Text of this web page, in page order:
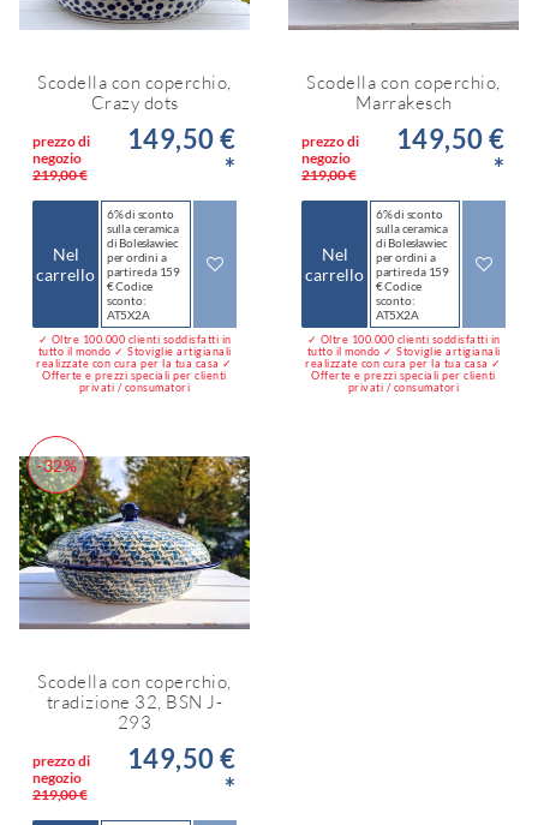
Scodella con coperchio,
Crazy dots
prezzo di
negozio
219,00 €
149,50 €
*
Nel
carrello
6% di sconto
sulla ceramica
di Bolesławiec
per ordini a
partire da 159
€ Codice
sconto:
AT5X2A
✓ Oltre 100.000 clienti soddisfatti in
tutto il mondo ✓ Stoviglie artigianali
realizzate con cura per la tua casa ✓
Offerte e prezzi speciali per clienti
privati / consumatori
Scodella con coperchio,
Marrakesch
prezzo di
negozio
219,00 €
149,50 €
*
Nel
carrello
6% di sconto
sulla ceramica
di Bolesławiec
per ordini a
partire da 159
€ Codice
sconto:
AT5X2A
✓ Oltre 100.000 clienti soddisfatti in
tutto il mondo ✓ Stoviglie artigianali
realizzate con cura per la tua casa ✓
Offerte e prezzi speciali per clienti
privati / consumatori
-32%
Scodella con coperchio,
tradizione 32, BSN J-
293
prezzo di
negozio
219,00 €
149,50 €
*